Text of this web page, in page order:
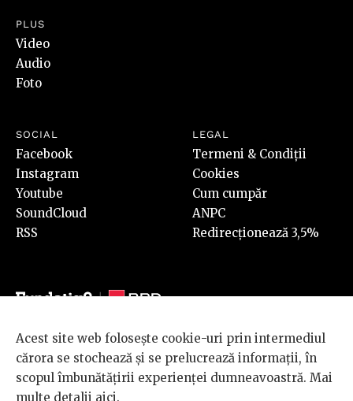
PLUS
Video
Audio
Foto
SOCIAL
Facebook
Instagram
Youtube
SoundCloud
RSS
LEGAL
Termeni & Condiții
Cookies
Cum cumpăr
ANPC
Redirecționează 3,5%
© 2026 BRD Groupe Société Générale, toate drepturile rezervate.
Scena 9 este un proiect sustinut de
BRD GROUPE SOCIÉTÉ
GÉNÉRALE
Acest site web folosește cookie-uri prin intermediul
cărora se stochează și se prelucrează informații, în
scopul îmbunătățirii experienței dumneavoastră. Mai
multe detalii aici.